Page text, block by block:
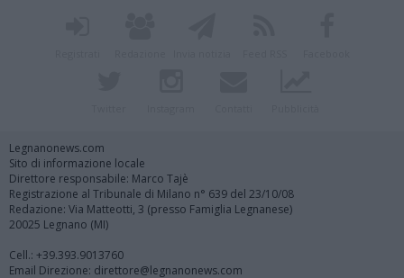
Legnanonews.com
Sito di informazione locale
Direttore responsabile: Marco Tajè
Registrazione al Tribunale di Milano n° 639 del 23/10/08
Redazione: Via Matteotti, 3 (presso Famiglia Legnanese)
20025 Legnano (MI)
Cell.: +39.393.9013760
Email Direzione: direttore@legnanonews.com